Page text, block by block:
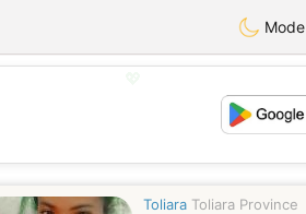
Mode
Toliara Toliara Province